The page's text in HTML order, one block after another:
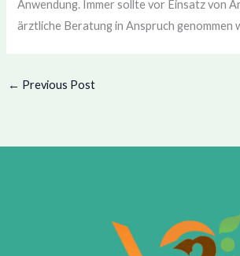
Anwendung. Immer sollte vor Einsatz von
ärztliche Beratung in Anspruch genommen
← Previous Post